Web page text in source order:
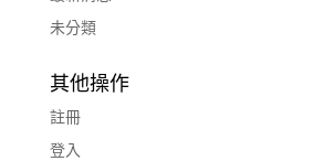
未分類
其他操作
註冊
登入